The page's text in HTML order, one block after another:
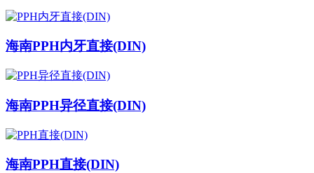
海南PPH内牙直接(DIN)
海南PPH异径直接(DIN)
海南PPH直接(DIN)